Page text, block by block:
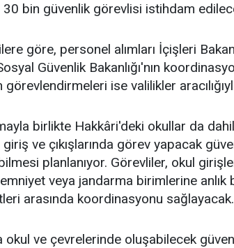
30 bin güvenlik görevlisi istihdam
göre, personel alımları İçişleri
Güvenlik Bakanlığı'nın
ise valilikler
birlikte Hakkâri'deki okullar da
giriş ve çıkışlarında görev yapacak
planlanıyor. Görevliler, okul
veya jandarma birimlerine
arasında koordinasyonu sağlayacak.
okul ve çevrelerinde oluşabilecek